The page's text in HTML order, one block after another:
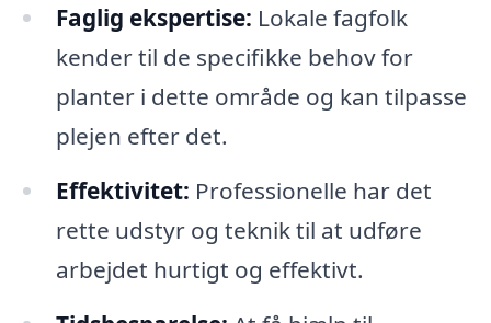
Faglig ekspertise: Lokale fagfolk
kender til de specifikke behov for
planter i dette område og kan tilpasse
plejen efter det.
Effektivitet: Professionelle har det
rette udstyr og teknik til at udføre
arbejdet hurtigt og effektivt.